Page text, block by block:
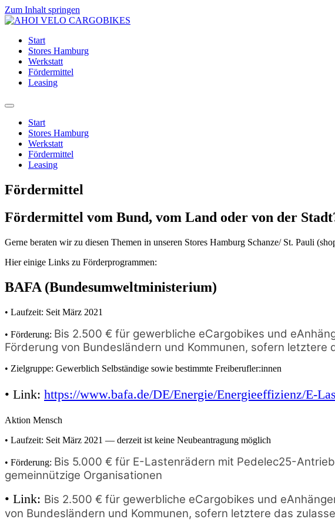
Zum Inhalt springen
Start
Stores Hamburg
Werkstatt
Fördermittel
Leasing
Start
Stores Hamburg
Werkstatt
Fördermittel
Leasing
Fördermittel
Fördermittel vom Bund, vom Land oder von der
Gerne beraten wir zu diesen Themen in unseren Stores Hamburg Schanze/ St. Pauli
Hier einige Links zu Förderprogrammen:
BAFA (Bundesumweltministerium)
• Laufzeit: Seit März 2021
• Förderung: Bis 2.500 € für gewerbliche eCargobikes und
Förderung von Bundesländern und Kommunen, sofern letztere
• Zielgruppe: Gewerblich Selbständige sowie bestimmte Freiberufler:innen
• Link: https://www.bafa.de/DE/Energie/Energieeffizienz/E-
Aktion Mensch
• Laufzeit: Seit März 2021 — derzeit ist keine Neubeantragung möglich
• Förderung: Bis 5.000 € für E-Lastenrädern mit Pedelec25-
gemeinnützige Organisationen
• Link: Bis 2.500 € für gewerbliche eCargobikes und
von Bundesländern und Kommunen, sofern letztere das